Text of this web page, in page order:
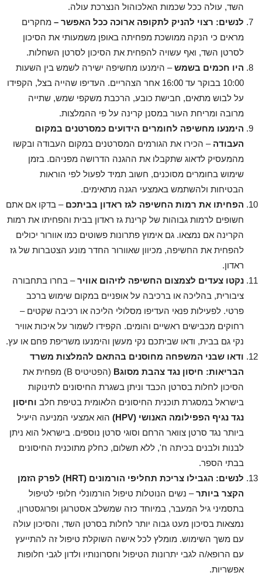
השד, עולה ככל שכמות האלכוהול הנצרכת עולה.
לנשים: רצוי להניק לתקופה ארוכה ככל האפשר – מחקרים
מראים כי הנקה ממושכת מפחיתה באופן משמעותי את הסיכון
לסרטן השד, ואף עשויה להפחית את הסיכון לסרטן השחלות.
היו חכמים בשמש– הימנעו מחשיפה ישירה לשמש בין השעות
10:00 בבוקר עד 16:00 אחר הצהריים. העדיפו שהייה בצל, הקפידו
על לבוש מתאים, חבישת כובע, הרכבת משקפי שמש, שתייה
מרובה ומריחת העור במסנן קרינה על פי ההמלצות.
הימנעו מחשיפה לחומרים הידועים כמסרטנים במקום
העבודה – הכירו את הגורמים המסרטנים במקום העבודה ובקשו
מהמעסיק לדאוג שתקבלו את ההגנה הדרושה מפניהם. בזמן
שימוש בחומרים מסוכנים, חשוב תמיד לפעול לפי הוראות
הבטיחות ולהשתמש באמצעי הגנה מתאימים.
הפחיתו את רמות החשיפה לגז ראדון בביתכם – בדקו אם אתם
חשופים לרמות גבוהות של קרינת גז ראדון בבית והפחיתו את רמות
הקרינה אם נמצאו. גם אימוץ פתרונות פשוטים כמו אוורור יכולים
להפחית את החשיפה, מכיוון שאוורור החדר מונע הצטברות של גז
ראדון.
נקטו צעדים לצמצום החשיפה לזיהום אוויר– בחרו בתחבורה
ציבורית, בהליכה או ברכיבה על אופניים במקום שימוש ברכב
פרטי. לפעילות פנאי העדיפו מסלולי הליכה או רכיבה שקטים –
רחוקים מכבישים ראשיים והומים. הקפידו לשמור על איכות אוויר
נקי גם בבית, ודאו שביתכם נקי מעשן והימנעו משריפת פחם או עץ.
ודאו שבני המשפחה מחוסנים בהתאם להמלצות משרד
הבריאות: חיסון נגד צהבת מסוגB
(הפטיטיס B) מפחית את
הסיכון לחלות בסרטן הכבד וניתן בשגרת החיסונים לתינוקות
בישראל במסגרת תוכנית החיסונים הלאומית בטיפת חלב וחיסון
נגד נגיף הפפילומה האנושי (HPV
) הוא אמצעי המניעה היעיל
ביותר נגד סרטן צוואר הרחם וסוגי סרטן נוספים. בישראל הוא ניתן
לבנות ולבנים בכיתה ח', ללא תשלום, כחלק מתוכנית החיסונים
בבתי הספר.
לנשים: הגבילו צריכת תחליפי הורמונים (HRT) לפרק הזמן
הקצר ביותר– נשים הנוטלות טיפול הורמונלי חלופי לטיפול
בתסמיני גיל המעבר, במיוחד כזה שמשלב אסטרוגן ופרוגסטרון,
נמצאות בסיכון מעט גבוה יותר לחלות בסרטן השד, והסיכון עולה
עם משך השימוש. מומלץ לכל אישה השוקלת טיפול זה להתייעץ
עם הרופא/ה לגבי יתרונות הטיפול וחסרונותיו ולדון לגבי חלופות
אפשריות.